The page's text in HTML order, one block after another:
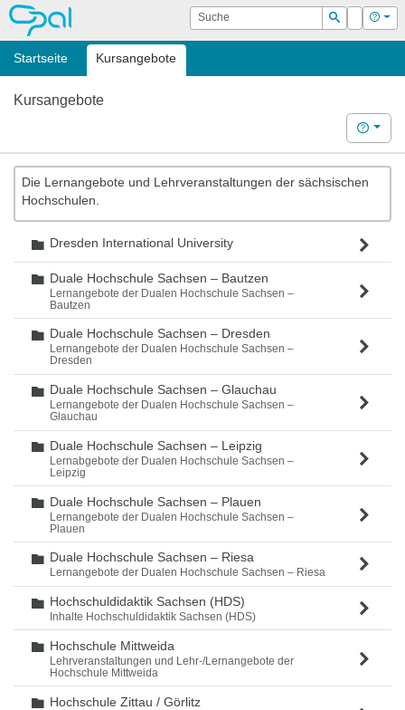
OPAL Suche
Suchen
Login Hilfe
Startseite Kursangebote
Kursangebote
Hilfe
Die Lernangebote und Lehrveranstaltungen der sächsischen
Hochschulen.
Ordner
Dresden International University
Ordner
Duale Hochschule Sachsen – Bautzen
Lernangebote der Dualen Hochschule Sachsen –
Bautzen
Ordner
Duale Hochschule Sachsen – Dresden
Lernangebote der Dualen Hochschule Sachsen –
Dresden
Ordner
Duale Hochschule Sachsen – Glauchau
Lernangebote der Dualen Hochschule Sachsen –
Glauchau
Ordner
Duale Hochschule Sachsen – Leipzig
Lernabgebote der Dualen Hochschule Sachsen –
Leipzig
Ordner
Duale Hochschule Sachsen – Plauen
Lernangebote der Dualen Hochschule Sachsen –
Plauen
Ordner
Duale Hochschule Sachsen – Riesa
Lernangebote der Dualen Hochschule Sachsen – Riesa
Ordner
Hochschuldidaktik Sachsen (HDS)
Inhalte Hochschuldidaktik Sachsen (HDS)
Ordner
Hochschule Mittweida
Lehrveranstaltungen und Lehr-/Lernangebote der
Hochschule Mittweida
Ordner
Hochschule Zittau / Görlitz